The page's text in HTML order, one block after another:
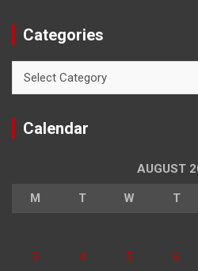
Categories
Calendar
AUGUST
M T W T
3 4 5 6